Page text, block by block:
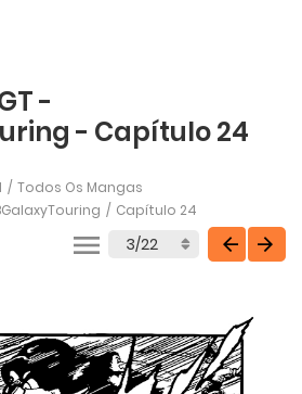
-
- Capítulo 24
Todos Os Mangas
Capítulo 24